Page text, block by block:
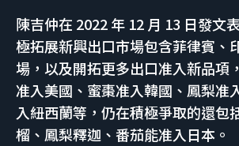
陳吉仲在 2022 年 12 月 13 日發文
極拓展新興出口市場包含菲律賓、
場，以及開拓更多出口准入新品項
准入美國、蜜棗准入韓國、鳳梨准
入紐西蘭等，仍在積極爭取的還包
榴、鳳梨釋迦、番茄能准入日本。